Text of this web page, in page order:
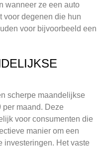
wanneer ze een auto
voor degenen die hun
voor bijvoorbeeld een
scherpe maandelijkse
maand. Deze
voor consumenten die
manier om een
investeringen. Het vaste